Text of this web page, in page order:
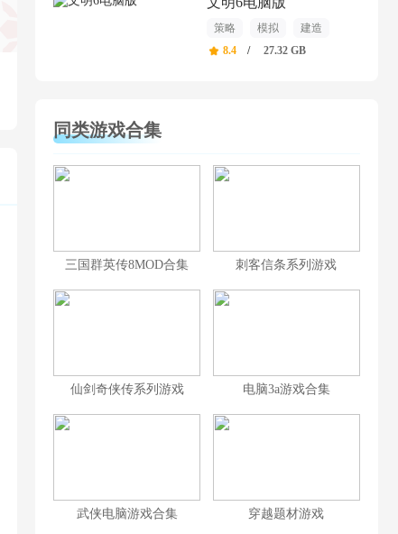
策略 模拟
建造
8.4
/ 27.32 GB
同类游戏合集
三国群英传8MOD合集 刺客信条系列游戏
仙剑奇侠传系列游戏 电脑3a游戏合集
武侠电脑游戏合集 穿越题材游戏